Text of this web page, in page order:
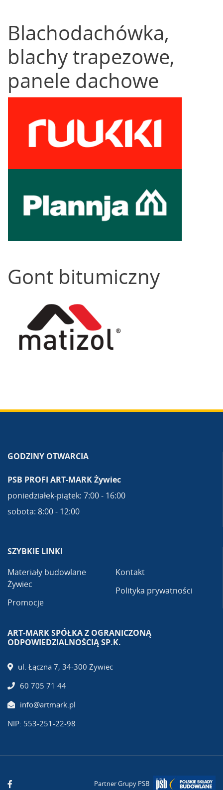
Blachodachówka,
blachy trapezowe,
panele dachowe
Gont bitumiczny
GODZINY OTWARCIA
PSB PROFI ART-MARK Żywiec
poniedziałek-piątek: 7:00 - 16:00
sobota: 8:00 - 12:00
SZYBKIE LINKI
Materiały budowlane
Żywiec
Promocje
Kontakt
Polityka prywatności
ART-MARK SPÓŁKA Z OGRANICZONĄ
ODPOWIEDZIALNOŚCIĄ SP.K.
ul. Łączna 7, 34-300 Żywiec
60 705 71 44
info@artmark.pl
NIP: 553-251-22-98
Partner Grupy PSB